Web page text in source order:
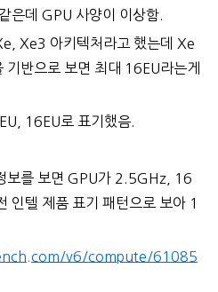
은데 GPU 사양이 이상함.
Xe3 아키텍처라고 했는데 Xe
반으로 보면 최대 16EU라는게
16EU로 표기했음.
보를 보면 GPU가 2.5GHz, 16
인텔 제품 표기 패턴으로 보아 1
v6/compute/61085